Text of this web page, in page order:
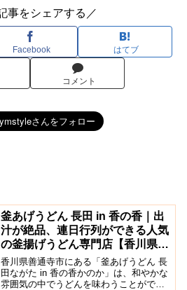
事をシェアする／
Facebook はてブ
コメント
釜あげうどん 長田 in 香の香｜出
汁が絶品、連日行列ができる人気
の釜揚げうどん専門店【香川県善
通寺市】
香川県善通寺市にある「釜あげうどん 長
田ながた in 香の香かのか」は、和やかな
雰囲気の中でうどんを味わうことができ